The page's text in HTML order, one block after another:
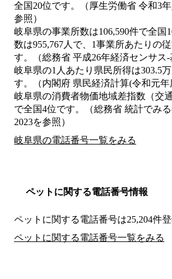
全国20位です。（厚生労働省 令和3
参照）
岐阜県の事業所数は106,590件で全国
数は955,767人で、1事業所あたりの
す。（総務省 平成26年経済センサス‐
岐阜県の1人あたり県民所得は303.5
す。（内閣府 県民経済計算(令和元年
岐阜県の消費者物価地域差指数（交
で全国4位です。（総務省 統計でみ
2023を参照）
岐阜県の電話番号一覧をみる
ペットに関する電話番号情報
ペットに関する電話番号は25,204件
ペットに関する電話番号一覧をみる